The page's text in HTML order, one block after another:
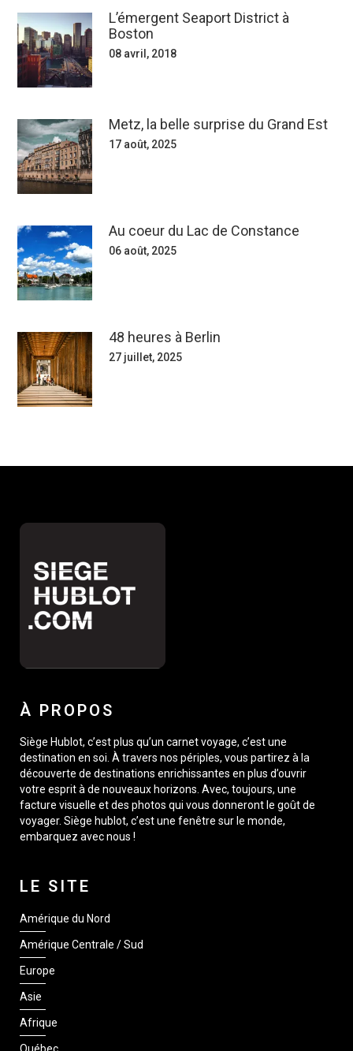
L’émergent Seaport District à
Boston
08 avril, 2018
Metz, la belle surprise du Grand Est
17 août, 2025
Au coeur du Lac de Constance
06 août, 2025
48 heures à Berlin
27 juillet, 2025
À PROPOS
Siège Hublot, c’est plus qu’un carnet voyage, c’est une
destination en soi. À travers nos périples, vous partirez à la
découverte de destinations enrichissantes en plus d’ouvrir
votre esprit à de nouveaux horizons. Avec, toujours, une
facture visuelle et des photos qui vous donneront le goût de
voyager. Siège hublot, c’est une fenêtre sur le monde,
embarquez avec nous !
LE SITE
Amérique du Nord
Amérique Centrale / Sud
Europe
Asie
Afrique